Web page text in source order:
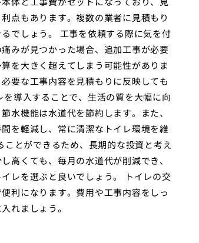
点もあります。複数の業者に見積もり
でしょう。 工事を依頼する際に気を付
みが見つかった場合、追加工事が必要
を大きく超えてしまう可能性がありま
要な工事内容を見積もりに反映しても
導入することで、生活の質を大幅に向
水機能は水道代を節約します。また、
を軽減し、常に清潔なトイレ環境を維
とができるため、長期的な投資と考え
高くても、毎月の水道代が削減でき、
レを選ぶと良いでしょう。 トイレの交
利になります。費用や工事内容をしっ
れましょう。